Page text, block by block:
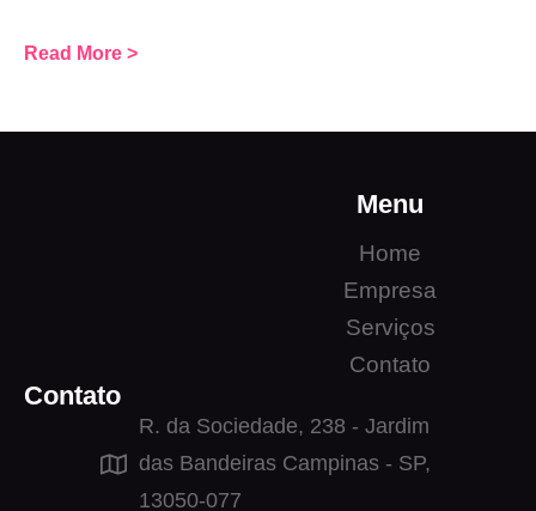
Read More >
Menu
Home
Empresa
Serviços
Contato
Contato
R. da Sociedade, 238 - Jardim
das Bandeiras Campinas - SP,
13050-077